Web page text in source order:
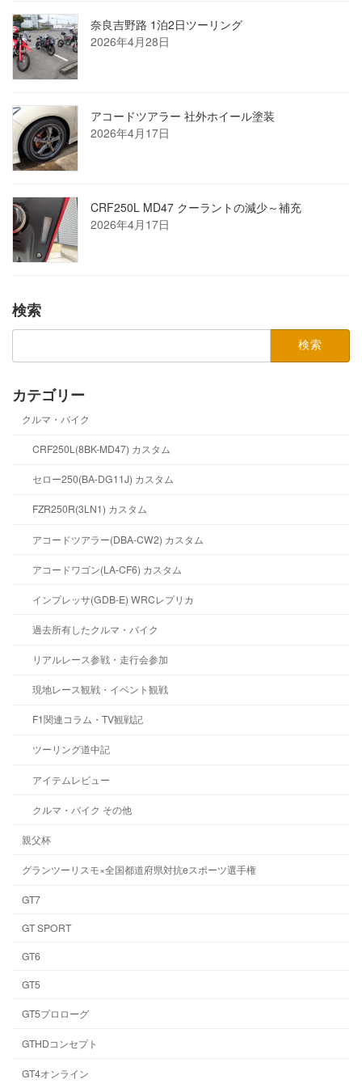
奈良吉野路 1泊2日ツーリング
2026年4月28日
アコードツアラー 社外ホイール塗装
2026年4月17日
CRF250L MD47 クーラントの減少～補充
2026年4月17日
検索
カテゴリー
クルマ・バイク
CRF250L(8BK-MD47) カスタム
セロー250(BA-DG11J) カスタム
FZR250R(3LN1) カスタム
アコードツアラー(DBA-CW2) カスタム
アコードワゴン(LA-CF6) カスタム
インプレッサ(GDB-E) WRCレプリカ
過去所有したクルマ・バイク
リアルレース参戦・走行会参加
現地レース観戦・イベント観戦
F1関連コラム・TV観戦記
ツーリング道中記
アイテムレビュー
クルマ・バイク その他
親父杯
グランツーリスモ×全国都道府県対抗eスポーツ選手権
GT7
GT SPORT
GT6
GT5
GT5プロローグ
GTHDコンセプト
GT4オンライン